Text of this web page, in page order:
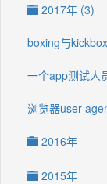
2017年 (3)
boxing与
一个app测试人
浏览器user-
2016年
2015年